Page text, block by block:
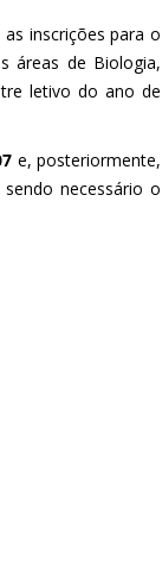
inscrições para o
áreas de Biologia,
letivo do ano de
e, posteriormente,
necessário o